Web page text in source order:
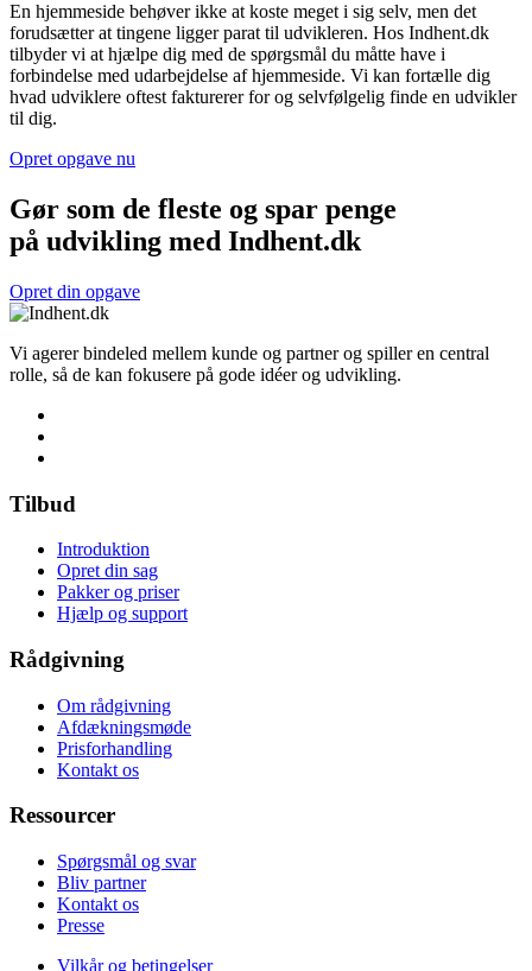
En hjemmeside behøver ikke at koste meget i sig selv, men det
forudsætter at tingene ligger parat til udvikleren. Hos Indhent.dk
tilbyder vi at hjælpe dig med de spørgsmål du måtte have i
forbindelse med udarbejdelse af hjemmeside. Vi kan fortælle dig
hvad udviklere oftest fakturerer for og selvfølgelig finde en udvikler
til dig.
Opret opgave nu
Gør som de fleste og spar penge
på udvikling med Indhent.dk
Opret din opgave
Vi agerer bindeled mellem kunde og partner og spiller en central
rolle, så de kan fokusere på gode idéer og udvikling.
Tilbud
Introduktion
Opret din sag
Pakker og priser
Hjælp og support
Rådgivning
Om rådgivning
Afdækningsmøde
Prisforhandling
Kontakt os
Ressourcer
Spørgsmål og svar
Bliv partner
Kontakt os
Presse
Vilkår og betingelser